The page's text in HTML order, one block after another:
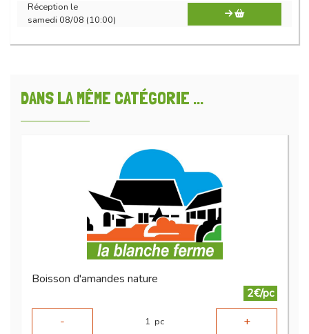
Réception le
samedi 08/08 (10:00)
DANS LA MÊME CATÉGORIE ...
Boisson d'amandes nature
2€/pc
-
1 pc +